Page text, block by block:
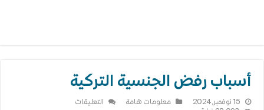
أسباب رفض الجنسية التركية
15 نوفمبر,2024 معلومات هامة التعليقاتعلى